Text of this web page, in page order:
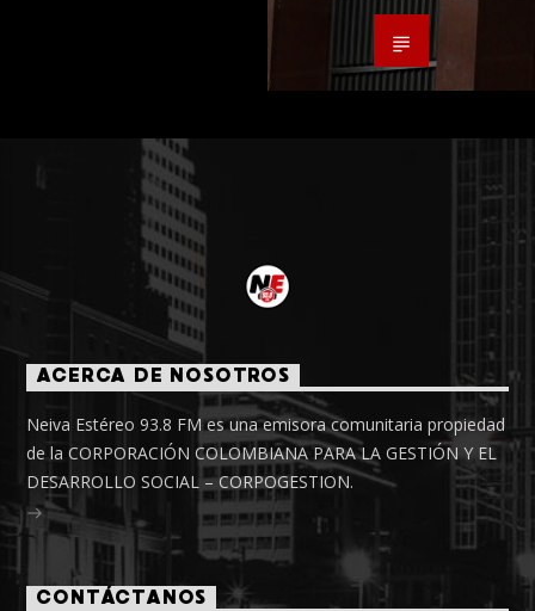
ACERCA DE NOSOTROS
Neiva Estéreo 93.8 FM es una emisora comunitaria propiedad
de la CORPORACIÓN COLOMBIANA PARA LA GESTIÓN Y EL
DESARROLLO SOCIAL – CORPOGESTION.
CONTÁCTANOS